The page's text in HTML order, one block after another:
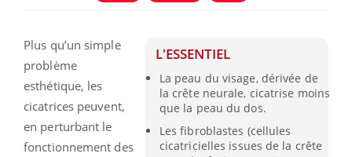
L'ESSENTIEL
La peau du visage, dérivée de
la crête neurale, cicatrise moins
que la peau du dos.
Les fibroblastes (cellules
cicatricielles issues de la crête
Plus qu’un simple
problème
esthétique, les
cicatrices peuvent,
en perturbant le
fonctionnement des